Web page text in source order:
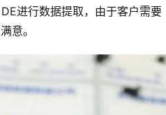
进行数据提取，由于客户需要
意。